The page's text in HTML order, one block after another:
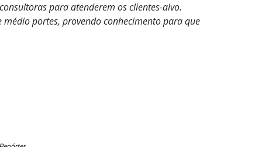
para atenderem os clientes-alvo.
portes, provendo conhecimento para que